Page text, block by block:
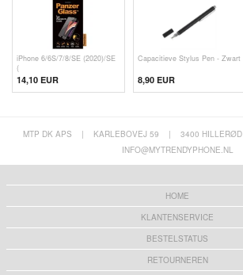
iPhone 6/6S/7/8/SE (2020)/SE
(
14,10 EUR
Capacitieve Stylus Pen - Zwart
8,90 EUR
MTP DK APS | KARLEBOVEJ 59 | 3400 HILLERØD
INFO@MYTRENDYPHONE.NL
HOME
KLANTENSERVICE
BESTELSTATUS
RETOURNEREN